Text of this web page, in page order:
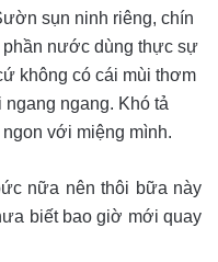
sụn ninh riêng, chín
nước dùng thực sự
không có cái mùi thơm
ngang. Khó tả
với miệng mình.
nữa nên thôi bữa này
biết bao giờ mới quay